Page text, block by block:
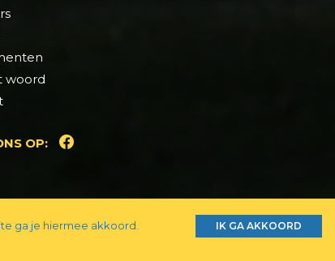
woord
OP:
BYVCO
ga je hiermee akkoord.